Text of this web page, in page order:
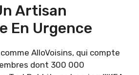
Artisan
En Urgence
AlloVoisins, qui compte
dont 300 000